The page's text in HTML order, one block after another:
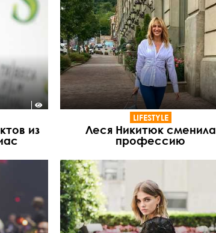
из
LIFESTYLE
Леся Никитюк сменила
профессию